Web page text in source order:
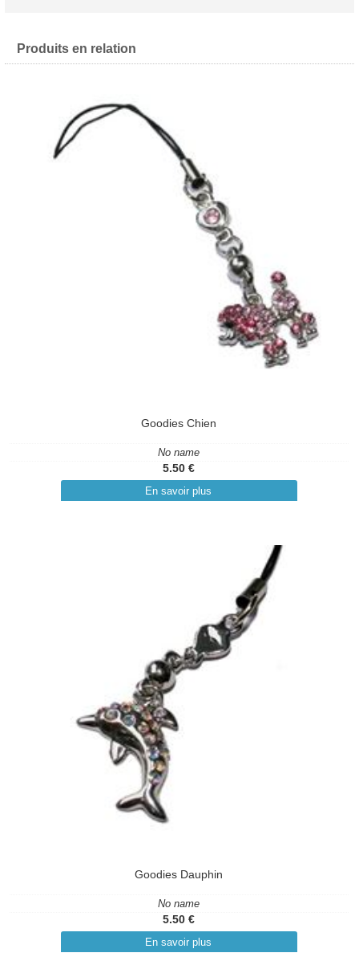
Produits en relation
Goodies Chien
No name
5.50 €
En savoir plus
Goodies Dauphin
No name
5.50 €
En savoir plus